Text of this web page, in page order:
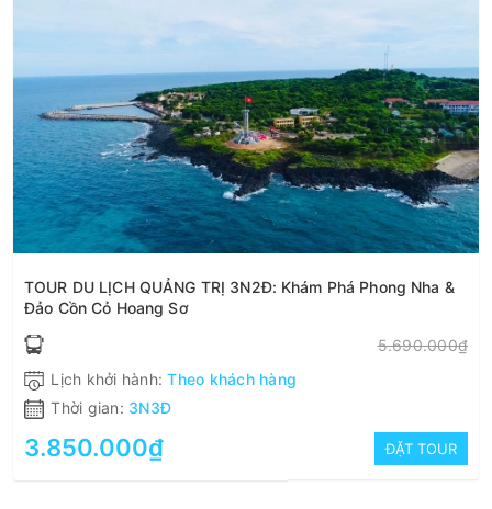
TOUR DU LỊCH QUẢNG TRỊ 3N2Đ: Khám Phá Phong Nha &
Đảo Cồn Cỏ Hoang Sơ
5.690.000₫
Lịch khởi hành:Theo khách hàng
Thời gian: 3N3Đ
3.850.000₫ ĐẶT TOUR